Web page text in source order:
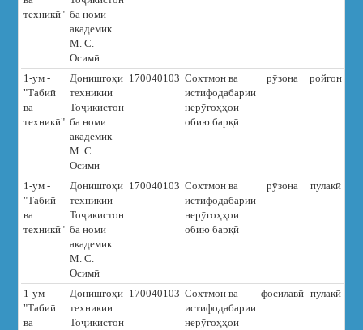
техникӣ" ба номи
академик
М. С.
Осимӣ
1-ум -
"Табиӣ
ва
техникӣ"
Донишгоҳи
техникии
Тоҷикистон
ба номи
академик
М. С.
Осимӣ
170040103 Сохтмон ва
истифодабарии
нерӯгоҳҳои
обию барқӣ
рӯзона ройгон
1-ум -
"Табиӣ
ва
техникӣ"
Донишгоҳи
техникии
Тоҷикистон
ба номи
академик
М. С.
Осимӣ
170040103 Сохтмон ва
истифодабарии
нерӯгоҳҳои
обию барқӣ
рӯзона пулакӣ
1-ум -
"Табиӣ
ва
Донишгоҳи
техникии
Тоҷикистон
170040103 Сохтмон ва
истифодабарии
нерӯгоҳҳои
фосилавӣ пулакӣ